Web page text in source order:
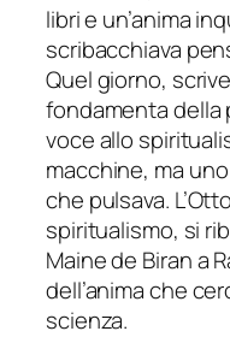
libri e un’anima
scribacchiava
Quel giorno,
fondamenta della
voce allo
macchine, ma
che pulsava.
spiritualismo, si
Maine de Biran a
dell’anima che
scienza.